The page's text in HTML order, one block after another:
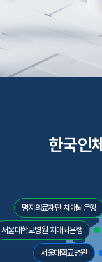
한국인
서울대학교병원
서울대학교병원 치매뇌은행
명지의료재단 치매뇌은행